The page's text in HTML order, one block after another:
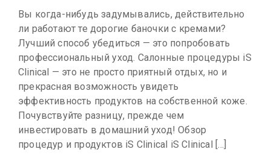
Вы когда-нибудь задумывались, действительно
ли работают те дорогие баночки с кремами?
Лучший способ убедиться — это попробовать
профессиональный уход. Салонные процедуры iS
Clinical — это не просто приятный отдых, но и
прекрасная возможность увидеть
эффективность продуктов на собственной коже.
Почувствуйте разницу, прежде чем
инвестировать в домашний уход! Обзор
процедур и продуктов iS Clinical iS Clinical […]